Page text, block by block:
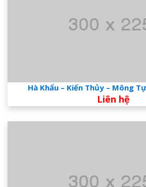
Hà Khẩu – Kiến Thủy – Mông
Liên hệ